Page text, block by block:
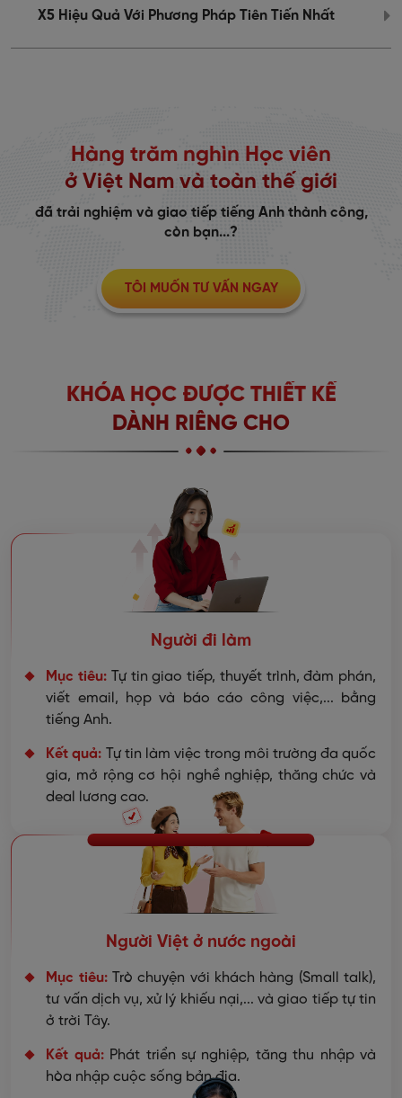
X5 Hiệu Quả Với Phương Pháp Tiên Tiến Nhất
Hàng trăm nghìn Học viên
ở Việt Nam và toàn thế giới
đã trải nghiệm và giao tiếp tiếng Anh thành công,
còn bạn...?
TÔI MUỐN TƯ VẤN NGAY
KHÓA HỌC ĐƯỢC THIẾT KẾ
DÀNH RIÊNG CHO
Người đi làm
Mục tiêu: Tự tin giao tiếp, thuyết trình, đàm phán,
viết email, họp và báo cáo công việc,... bằng
tiếng Anh.
Kết quả: Tự tin làm việc trong môi trường đa quốc
gia, mở rộng cơ hội nghề nghiệp, thăng chức và
deal lương cao.
Người Việt ở nước ngoài
Mục tiêu:Trò chuyện với khách hàng (Small talk),
tư vấn dịch vụ, xử lý khiếu nại,... và giao tiếp tự tin
ở trời Tây.
Kết quả:Phát triển sự nghiệp, tăng thu nhập và
hòa nhập cuộc sống bản địa.